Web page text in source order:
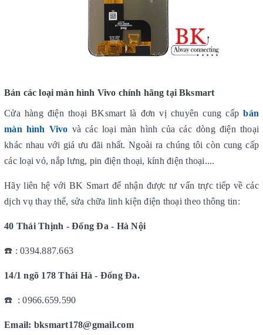
Bán các loại màn hình Vivo chính hãng tại Bksmart
Cửa hàng điện thoại BKsmart là đơn vị chuyên cung cấpbán
màn hình Vivo và các loại màn hình của các dòng điện thoại
khác nhau với giá ưu đãi nhất. Ngoài ra chúng tôi còn cung cấp
các loại vỏ, nắp lưng, pin điện thoại, kính điện thoại....
Hãy liên hệ với BK Smart để nhận được tư vấn trực tiếp về các
dịch vụ thay thế, sửa chữa linh kiện điện thoại theo thông tin:
40 Thái Thịnh - Đống Đa - Hà Nội
☎️ : 0394.887.663
14/1 ngõ 178 Thái Hà - Đống Đa.
☎️ : 0966.659.590
Email: bksmart178@gmail.com